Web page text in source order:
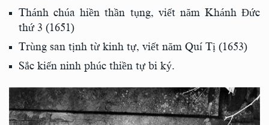
Thánh chúa hiền thần tụng, viết năm Khánh Đức
thứ 3 (1651)
Trùng san tịnh từ kinh tự, viết năm Quí Tị (1653)
Sắc kiến ninh phúc thiền tự bi ký.